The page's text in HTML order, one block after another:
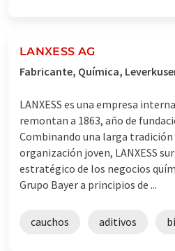
LANXESS AG
Fabricante, Química,
LANXESS es una empresa
remontan a 1863, año de
Combinando una larga
organización joven, LANXESS
estratégico de los negocios
Grupo Bayer a principios de ...
cauchos aditivos